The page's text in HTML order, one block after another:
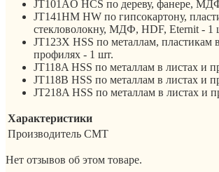
JT101AO HCS по дереву, фанере,
JT141HM HW по гипсокартону,
стекловолокну, МДФ, HDF, Eternit - 1
JT123X HSS по металлам, пластикам
профилях - 1 шт.
JT118A HSS по металлам в листах и
JT118B HSS по металлам в листах и
JT218A HSS по металлам в листах и
Характеристики
Производитель CMT
Нет отзывов об этом товаре.